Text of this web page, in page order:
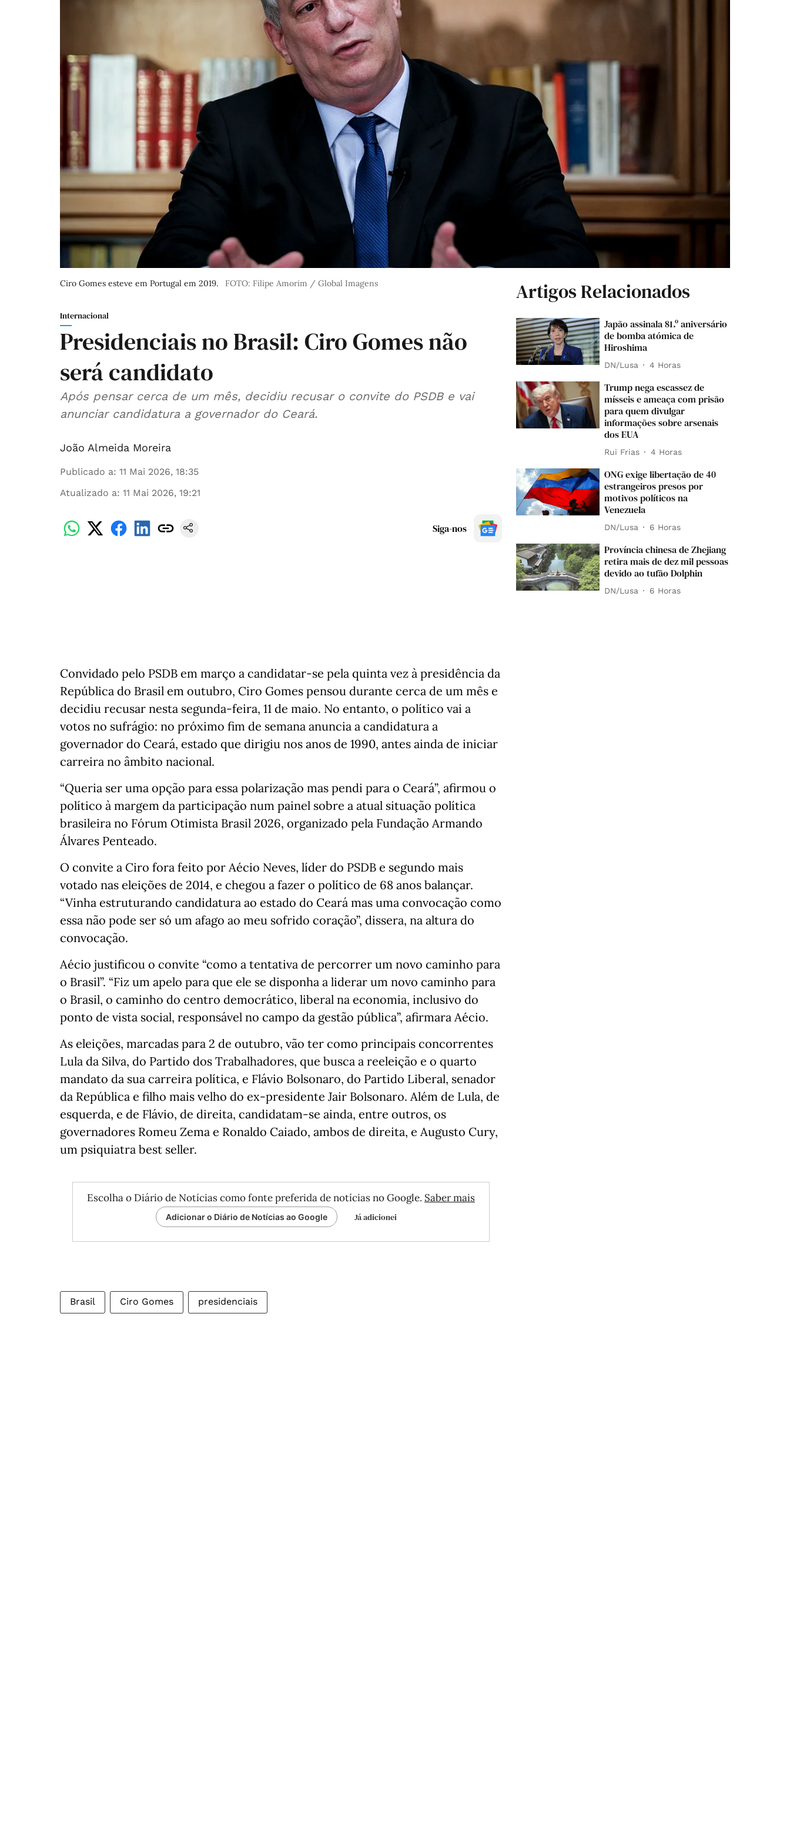
Ciro Gomes esteve em Portugal em 2019. FOTO: Filipe Amorim / Global Imagens
Internacional
Presidenciais no Brasil: Ciro Gomes não
será candidato
Após pensar cerca de um mês, decidiu recusar o convite do PSDB e vai
anunciar candidatura a governador do Ceará.
João Almeida Moreira
Publicado a: 11 Mai 2026, 18:35
Atualizado a: 11 Mai 2026, 19:21
Siga-nos
Convidado pelo PSDB em março a candidatar-se pela quinta vez à presidência da
República do Brasil em outubro, Ciro Gomes pensou durante cerca de um mês e
decidiu recusar nesta segunda-feira, 11 de maio. No entanto, o político vai a
votos no sufrágio: no próximo fim de semana anuncia a candidatura a
governador do Ceará, estado que dirigiu nos anos de 1990, antes ainda de iniciar
carreira no âmbito nacional.
“Queria ser uma opção para essa polarização mas pendi para o Ceará”, afirmou o
político à margem da participação num painel sobre a atual situação política
brasileira no Fórum Otimista Brasil 2026, organizado pela Fundação Armando
Álvares Penteado.
O convite a Ciro fora feito por Aécio Neves, líder do PSDB e segundo mais
votado nas eleições de 2014, e chegou a fazer o político de 68 anos balançar.
“Vinha estruturando candidatura ao estado do Ceará mas uma convocação como
essa não pode ser só um afago ao meu sofrido coração”, dissera, na altura do
convocação.
Aécio justificou o convite “como a tentativa de percorrer um novo caminho para
o Brasil”. “Fiz um apelo para que ele se disponha a liderar um novo caminho para
o Brasil, o caminho do centro democrático, liberal na economia, inclusivo do
ponto de vista social, responsável no campo da gestão pública”, afirmara Aécio.
As eleições, marcadas para 2 de outubro, vão ter como principais concorrentes
Lula da Silva, do Partido dos Trabalhadores, que busca a reeleição e o quarto
mandato da sua carreira política, e Flávio Bolsonaro, do Partido Liberal, senador
da República e filho mais velho do ex-presidente Jair Bolsonaro. Além de Lula, de
esquerda, e de Flávio, de direita, candidatam-se ainda, entre outros, os
governadores Romeu Zema e Ronaldo Caiado, ambos de direita, e Augusto Cury,
um psiquiatra best seller.
Escolha o Diário de Notícias como fonte preferida de notícias no Google. Saber mais
Adicionar o Diário de Notícias ao Google Já adicionei
Brasil Ciro Gomes presidenciais
Artigos Relacionados
Japão assinala 81.º aniversário
de bomba atómica de
Hiroshima
DN/Lusa 4 Horas
Trump nega escassez de
mísseis e ameaça com prisão
para quem divulgar
informações sobre arsenais
dos EUA
Rui Frias 4 Horas
ONG exige libertação de 40
estrangeiros presos por
motivos políticos na
Venezuela
DN/Lusa 6 Horas
Província chinesa de Zhejiang
retira mais de dez mil pessoas
devido ao tufão Dolphin
DN/Lusa 6 Horas